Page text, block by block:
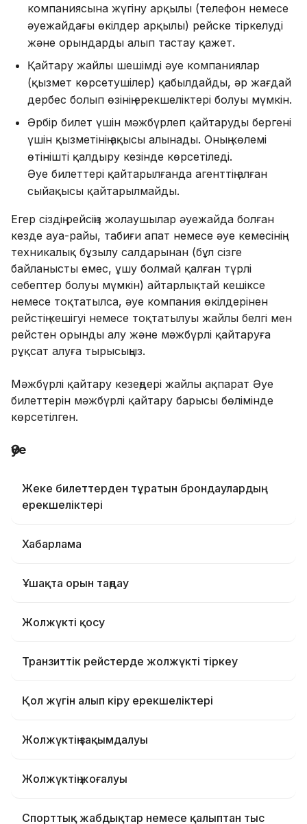
компаниясына жүгіну арқылы (телефон немесе
әуежайдағы өкілдер арқылы) рейске тіркелуді
және орындарды алып тастау қажет.
Қайтару жайлы шешімді әуе компаниялар
(қызмет көрсетушілер) қабылдайды, әр жағдай
дербес болып өзінің ерекшеліктері болуы мүмкін.
Әрбір билет үшін мәжбүрлеп қайтаруды бергені
үшін қызметінің ақысы алынады. Оның көлемі
өтінішті қалдыру кезінде көрсетіледі.
Әуе билеттері қайтарылғанда агенттің алған
сыйақысы қайтарылмайды.
Егер сіздің рейсіңіз жолаушылар әуежайда болған
кезде ауа-райы, табиғи апат немесе әуе кемесінің
техникалық бұзылу салдарынан (бұл сізге
байланысты емес, ұшу болмай қалған түрлі
себептер болуы мүмкін) айтарлықтай кешіксе
немесе тоқтатылса, әуе компания өкілдерінен
рейстің кешігуі немесе тоқтатылуы жайлы белгі мен
рейстен орынды алу және мәжбүрлі қайтаруға
рұқсат алуға тырысыңыз.
Мәжбүрлі қайтару кезеңдері жайлы ақпарат Әуе
билеттерін мәжбүрлі қайтару барысы бөлімінде
көрсетілген.
Әуе
Жеке билеттерден тұратын брондаулардың
ерекшеліктері
Хабарлама
Ұшақта орын таңдау
Жолжүкті қосу
Транзиттік рейстерде жолжүкті тіркеу
Қол жүгін алып кіру ерекшеліктері
Жолжүктің зақымдалуы
Жолжүктің жоғалуы
Спорттық жабдықтар немесе қалыптан тыс